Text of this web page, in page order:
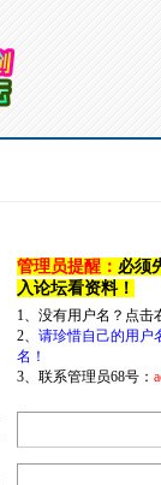
管理员提醒： 必须
入论坛看资料！
1、没有用户名？点
2、 请珍惜自己的用户
名！
3、联系管理员68号：